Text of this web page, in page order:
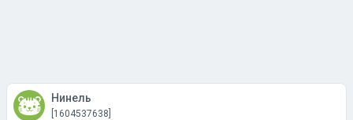
Нинель
[1604537638]